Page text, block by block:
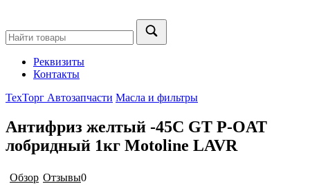
Реквизиты
Контакты
ТехТорг Автозапчасти Масла и фильтры
Антифриз желтый -45C GT P-OAT
лобридный 1кг Motoline LAVR
Обзор Отзывы0